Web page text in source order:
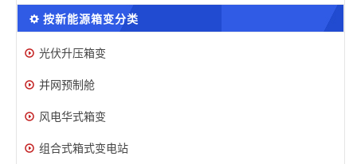
按新能源箱变分类
光伏升压箱变
并网预制舱
风电华式箱变
组合式箱式变电站